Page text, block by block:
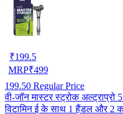
₹199.5
MRP₹499
199.50 Regular Price
वी-जॉन मास्टर स्ट्रोक अल्ट्राप्रो
विटामिन ई के साथ 1 हैंडल और 2